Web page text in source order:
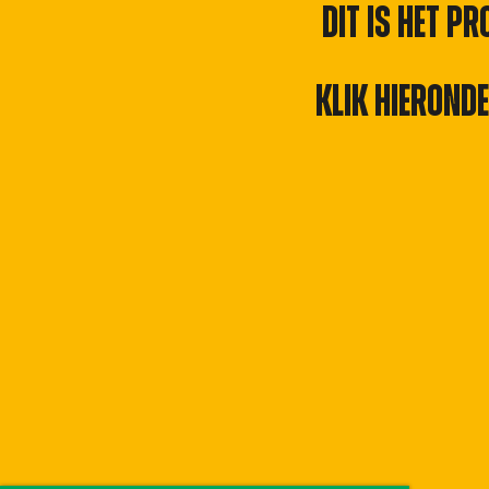
Dit is het
Klik